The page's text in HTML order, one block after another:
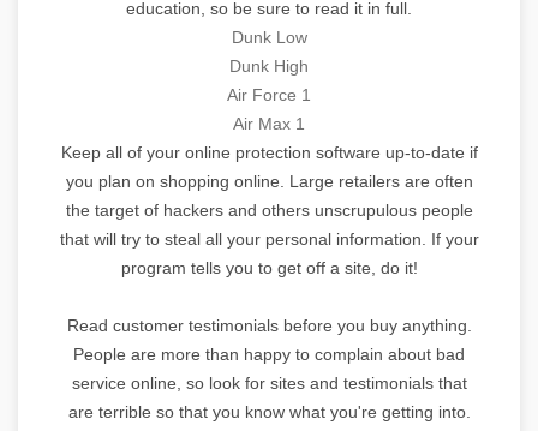
education, so be sure to read it in full.
Dunk Low
Dunk High
Air Force 1
Air Max 1
Keep all of your online protection software up-to-date if
you plan on shopping online. Large retailers are often
the target of hackers and others unscrupulous people
that will try to steal all your personal information. If your
program tells you to get off a site, do it!
Read customer testimonials before you buy anything.
People are more than happy to complain about bad
service online, so look for sites and testimonials that
are terrible so that you know what you're getting into.